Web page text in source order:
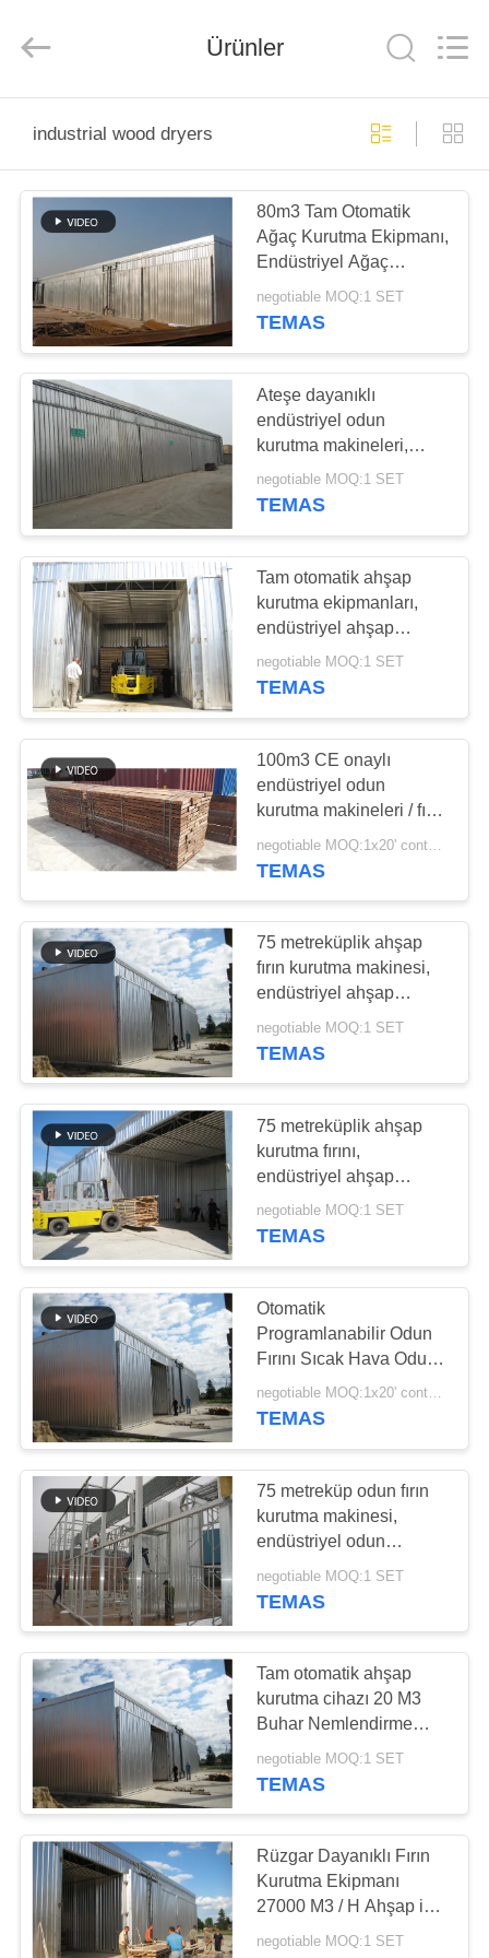
SAYFA
ÜRÜNLER
HAKKIMIZDA
FABRIKA
TURU
KALITE
KONTROL
BIZE
ULAŞIN
HABERLER
TÜM
SERVIS
TALEPLERI
SITE
HARITASI
PRIVACY
POLICY
Co.,
Reserved.
Ürünler
industrial wood dryers
80m3 Tam Otomatik
Ağaç Kurutma Ekipmanı,
Endüstriyel Ağaç
Kurutma Makineleri 800
mm çaplı fan
negotiable MOQ:1 SET
TEMAS
Ateşe dayanıklı
endüstriyel odun
kurutma makineleri,
küçük odun kurutma
fırınları ısı yalıtım sistemi
negotiable MOQ:1 SET
TEMAS
Tam otomatik ahşap
kurutma ekipmanları,
endüstriyel ahşap
kurutma makineleri 800
mm çaplı fan
negotiable MOQ:1 SET
TEMAS
100m3 CE onaylı
endüstriyel odun
kurutma makineleri / fırın
kurutma makinesi
TEMAS
75 metreküplik ahşap
fırın kurutma makinesi,
endüstriyel ahşap
kurutma makineleri CE
onaylı
negotiable MOQ:1 SET
TEMAS
75 metreküplik ahşap
kurutma fırını,
endüstriyel ahşap
kurutma makineleri CE
onaylı
negotiable MOQ:1 SET
TEMAS
Otomatik
Programlanabilir Odun
Fırını Sıcak Hava Odun
Kurutucusu
negotiable MOQ:1x20' container
TEMAS
75 metreküp odun fırın
kurutma makinesi,
endüstriyel odun
kurutma makineleri CE
onaylı
negotiable MOQ:1 SET
TEMAS
Tam otomatik ahşap
kurutma cihazı 20 M3
Buhar Nemlendirme
Aracı
negotiable MOQ:1 SET
TEMAS
Rüzgar Dayanıklı Fırın
Kurutma Ekipmanı
27000 M3 / H Ahşap için
dolaşımlı hava
negotiable MOQ:1 SET